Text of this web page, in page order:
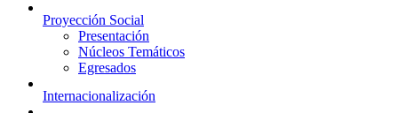
Proyección Social
Presentación
Núcleos Temáticos
Egresados
Internacionalización